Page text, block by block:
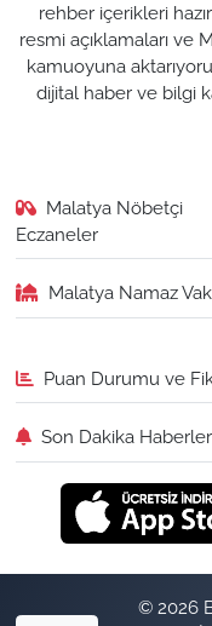
rehber içerikleri
resmi açıklamaları ve
kamuoyuna
dijital haber ve bilgi
Malatya Nöbetçi
Eczaneler
Malatya Namaz
Puan Durumu ve
Son Dakika
© 2026